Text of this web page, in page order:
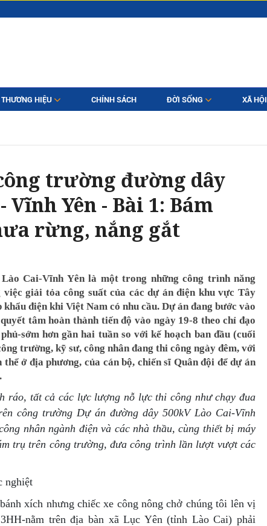
THƯƠNG HIỆU CHÍNH SÁCH ĐỜI SỐNG XÃ HỘI
trường đường dây
Vĩnh Yên - Bài 1: Bám
rừng, nắng gắt
Cai-Vĩnh Yên là một trong những công trình năng
giải tỏa công suất của các dự án điện khu vực Tây
khẩu điện khi Việt Nam có nhu cầu. Dự án đang bước vào
tâm hoàn thành tiến độ vào ngày 19-8 theo chỉ đạo
sớm hơn gần hai tuần so với kế hoạch ban đầu (cuối
trường, kỹ sư, công nhân đang thi công ngày đêm, với
ở địa phương, của cán bộ, chiến sĩ Quân đội để dự án
ráo, tất cả các lực lượng nỗ lực thi công như chạy đua
công trường Dự án đường dây 500kV Lào Cai-Vĩnh
nhân ngành điện và các nhà thầu, cùng thiết bị máy
trụ trên công trường, đưa công trình lần lượt vượt các
nghiệt
xích nhưng chiếc xe công nông chở chúng tôi lên vị
nằm trên địa bàn xã Lục Yên (tỉnh Lào Cai) phải